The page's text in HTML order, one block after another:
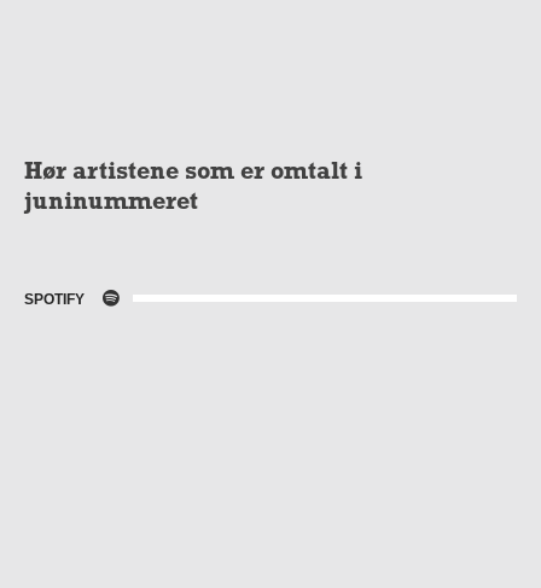
Hør artistene som er omtalt i
juninummeret
SPOTIFY